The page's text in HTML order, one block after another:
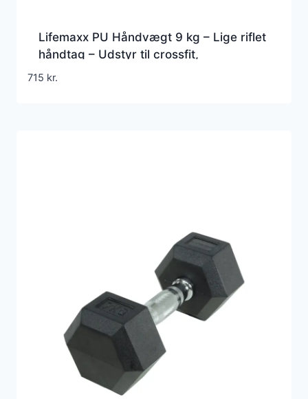
Lifemaxx PU Håndvægt 9 kg – Lige riflet
håndtag – Udstyr til crossfit,
styrketræning og funktionel fitness
715 kr.